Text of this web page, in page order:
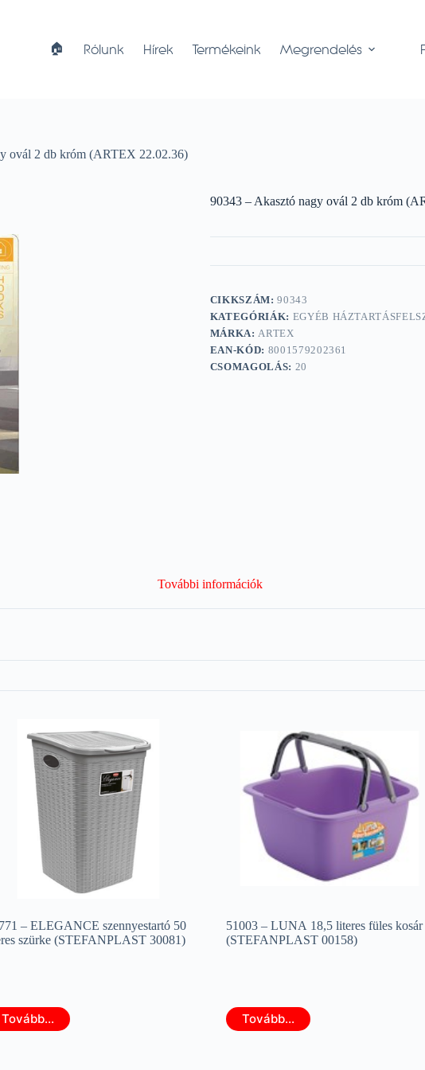
🏠︎ Rólunk Hírek Termékeink Megrendelés
ovál 2 db króm (ARTEX 22.02.36)
90343 – Akasztó nagy ovál 2 db króm
CIKKSZÁM:90343
KATEGÓRIÁK: EGYÉB
MÁRKA:ARTEX
EAN-KÓD: 8001579202361
CSOMAGOLÁS: 20
További információk
– ELEGANCE szennyestartó 50
szürke (STEFANPLAST 30081)
Tovább...
51003 – LUNA 18,5 literes füles kosár
(STEFANPLAST 00158)
Tovább...